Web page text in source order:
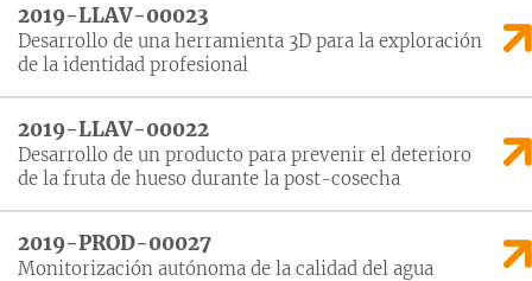
2019-LLAV-00023
Desarrollo de una herramienta 3D para la exploración
de la identidad profesional
2019-LLAV-00022
Desarrollo de un producto para prevenir el deterioro
de la fruta de hueso durante la post-cosecha
2019-PROD-00027
Monitorización autónoma de la calidad del agua